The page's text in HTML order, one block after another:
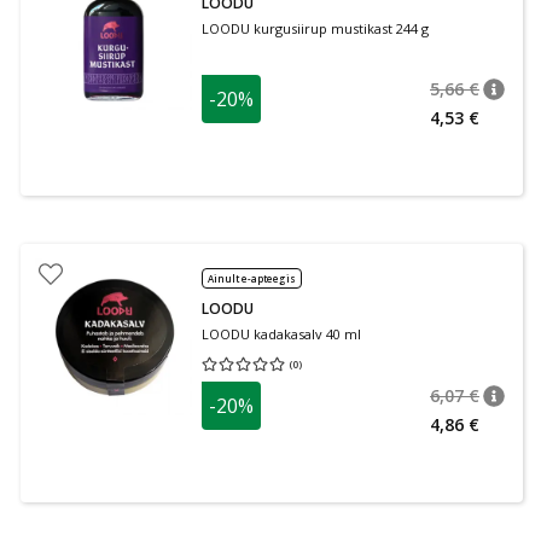
LOODU kurgusiirup mustikast 244 g
-20% 5,66 €
4,53 €
Ainult e-apteegis
LOODU
LOODU kadakasalv 40 ml
(0)
Keskmine hinnang 0.00
-20% 6,07 €
4,86 €